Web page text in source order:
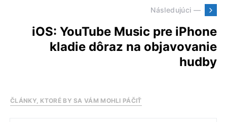
Následujúci —
iOS: YouTube Music pre iPhone
kladie dôraz na objavovanie
hudby
ČLÁNKY, KTORÉ BY SA VÁM MOHLI PÁČIŤ